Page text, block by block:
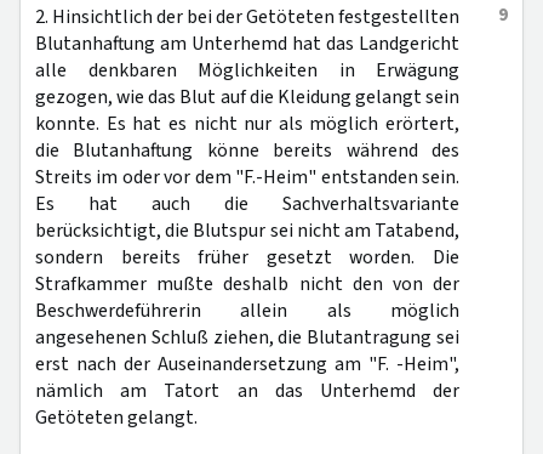
9
2. Hinsichtlich der bei der Getöteten festgestellten
Blutanhaftung am Unterhemd hat das Landgericht
alle denkbaren Möglichkeiten in Erwägung
gezogen, wie das Blut auf die Kleidung gelangt sein
konnte. Es hat es nicht nur als möglich erörtert,
die Blutanhaftung könne bereits während des
Streits im oder vor dem "F.-Heim" entstanden sein.
Es hat auch die Sachverhaltsvariante
berücksichtigt, die Blutspur sei nicht am Tatabend,
sondern bereits früher gesetzt worden. Die
Strafkammer mußte deshalb nicht den von der
Beschwerdeführerin allein als möglich
angesehenen Schluß ziehen, die Blutantragung sei
erst nach der Auseinandersetzung am "F. -Heim",
nämlich am Tatort an das Unterhemd der
Getöteten gelangt.